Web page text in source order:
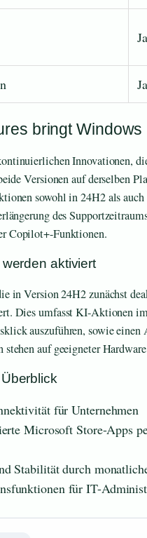
Ja
bringt Windows
Innovationen,
Versionen auf derselben
sowohl in 24H2 als
des
Copilot+-Funktionen.
aktiviert
in Version 24H2 zunächst
Dies umfasst KI-Aktionen
auszuführen, sowie einen
auf geeigneter
für Unternehmen
Microsoft Store-Apps
Stabilität durch
für IT-